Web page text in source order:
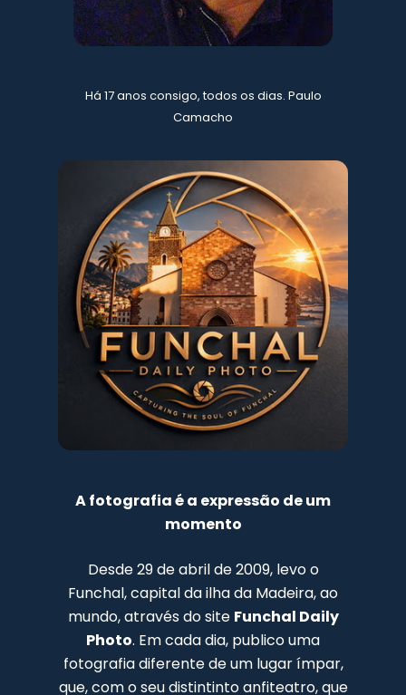
Há 17 anos consigo, todos os dias. Paulo
Camacho
A fotografia é a expressão de um
momento
Desde 29 de abril de 2009, levo o
Funchal, capital da ilha da Madeira, ao
mundo, através do site Funchal Daily
Photo. Em cada dia, publico uma
fotografia diferente de um lugar ímpar,
que, com o seu distintinto anfiteatro, que